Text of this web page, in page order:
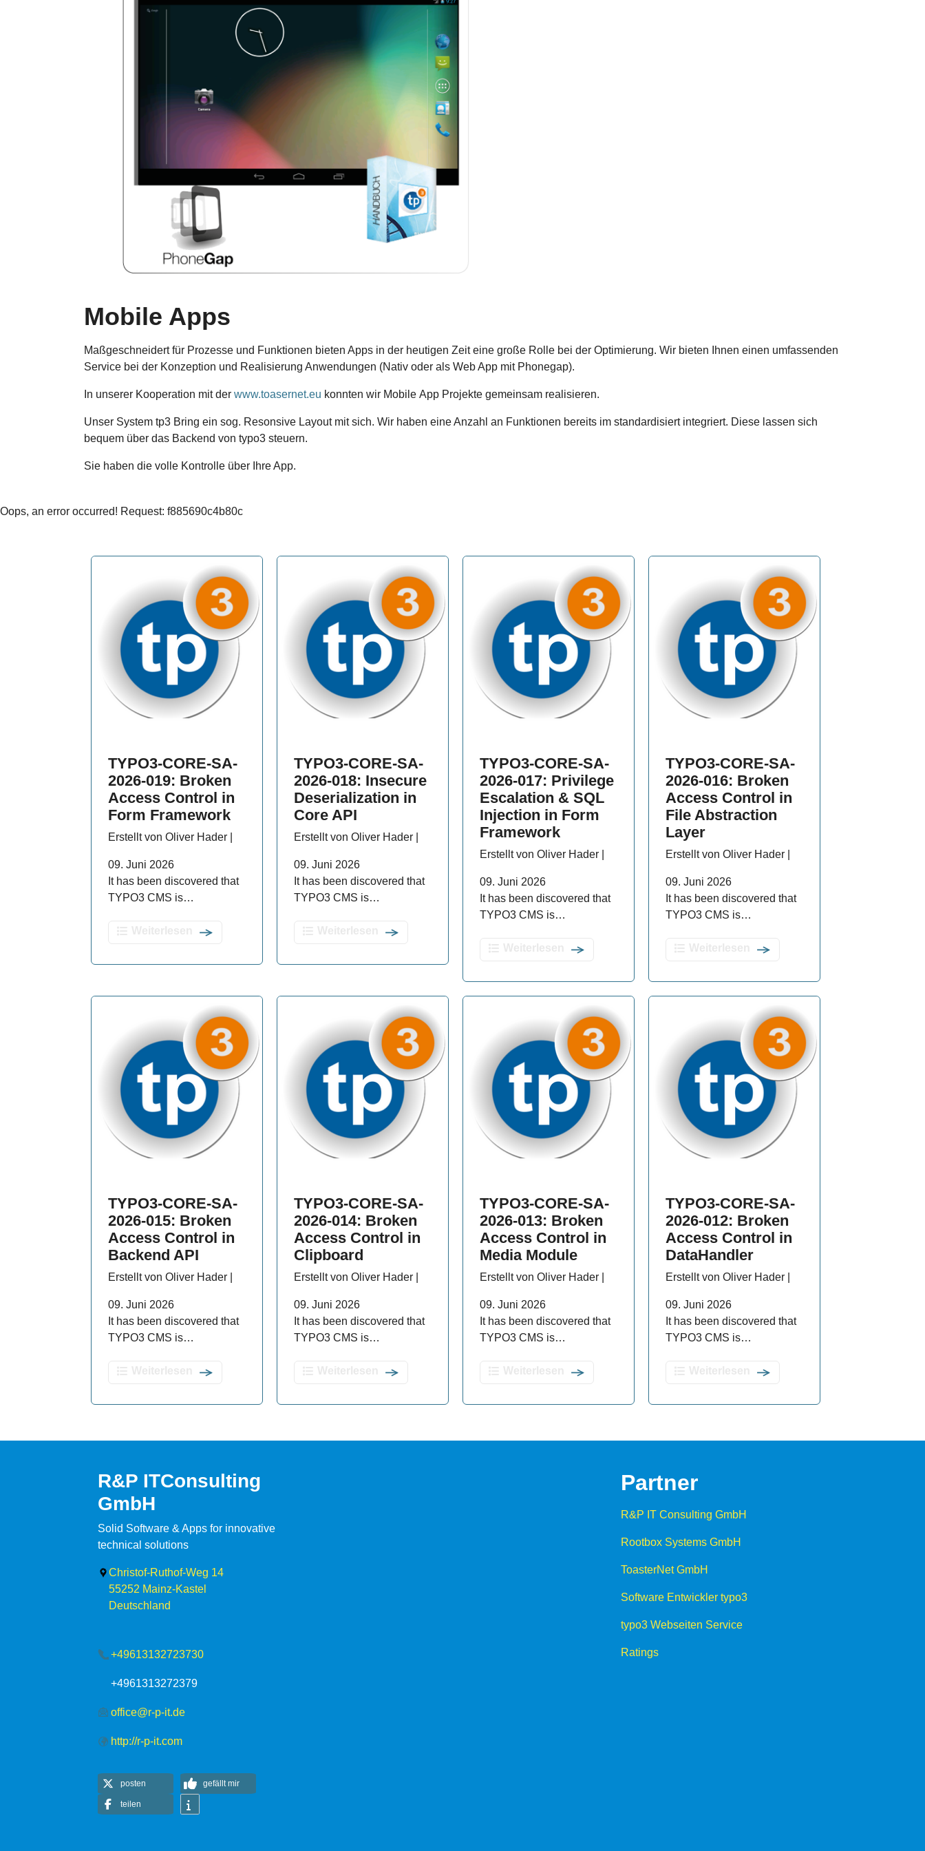
Mobile Apps
Maßgeschneidert für Prozesse und Funktionen bieten Apps in der heutigen Zeit eine große Rolle bei der Optimierung. Wir bieten Ihnen einen umfassenden
Service bei der Konzeption und Realisierung Anwendungen (Nativ oder als Web App mit Phonegap).
In unserer Kooperation mit der www.toasernet.eu konnten wir Mobile App Projekte gemeinsam realisieren.
Unser System tp3 Bring ein sog. Resonsive Layout mit sich. Wir haben eine Anzahl an Funktionen bereits im standardisiert integriert. Diese lassen sich
bequem über das Backend von typo3 steuern.
Sie haben die volle Kontrolle über Ihre App.
Oops, an error occurred! Request: f885690c4b80c
TYPO3-CORE-SA-
2026-019: Broken
Access Control in
Form Framework
Erstellt von Oliver Hader |
09. Juni 2026
It has been discovered that
TYPO3 CMS is…
TYPO3-CORE-SA-
2026-018: Insecure
Deserialization in
Core API
Erstellt von Oliver Hader |
09. Juni 2026
It has been discovered that
TYPO3 CMS is…
TYPO3-CORE-SA-
2026-017: Privilege
Escalation & SQL
Injection in Form
Framework
Erstellt von Oliver Hader |
09. Juni 2026
It has been discovered that
TYPO3 CMS is…
TYPO3-CORE-SA-
2026-016: Broken
Access Control in
File Abstraction
Layer
Erstellt von Oliver Hader |
09. Juni 2026
It has been discovered that
TYPO3 CMS is…
TYPO3-CORE-SA-
2026-015: Broken
Access Control in
Backend API
Erstellt von Oliver Hader |
09. Juni 2026
It has been discovered that
TYPO3 CMS is…
TYPO3-CORE-SA-
2026-014: Broken
Access Control in
Clipboard
Erstellt von Oliver Hader |
09. Juni 2026
It has been discovered that
TYPO3 CMS is…
TYPO3-CORE-SA-
2026-013: Broken
Access Control in
Media Module
Erstellt von Oliver Hader |
09. Juni 2026
It has been discovered that
TYPO3 CMS is…
TYPO3-CORE-SA-
2026-012: Broken
Access Control in
DataHandler
Erstellt von Oliver Hader |
09. Juni 2026
It has been discovered that
TYPO3 CMS is…
R&P ITConsulting
GmbH
Solid Software & Apps for innovative
technical solutions
Christof-Ruthof-Weg 14
55252 Mainz-Kastel
Deutschland
+49613132723730
+4961313272379
office@r-p-it.de
http://r-p-it.com
posten gefällt mir
teilen
Partner
R&P IT Consulting GmbH
Rootbox Systems GmbH
ToasterNet GmbH
Software Entwickler typo3
typo3 Webseiten Service
Ratings